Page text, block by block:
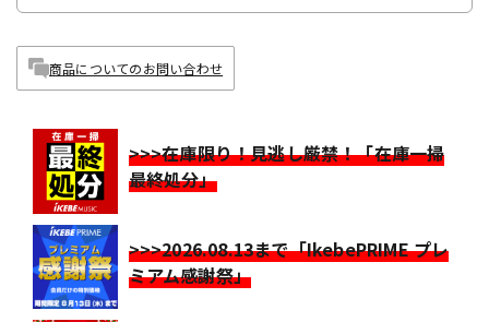
商品についてのお問い合わせ
>>>在庫限り！見逃し厳禁！「在庫一掃
最終処分」
>>>2026.08.13まで「IkebePRIME プレ
ミアム感謝祭」